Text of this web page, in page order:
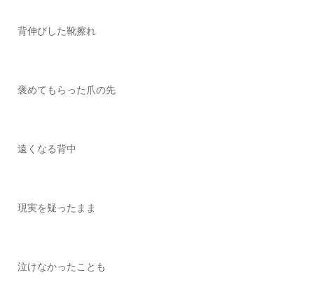
背伸びした靴擦れ
褒めてもらった爪の先
遠くなる背中
現実を疑ったまま
泣けなかったことも